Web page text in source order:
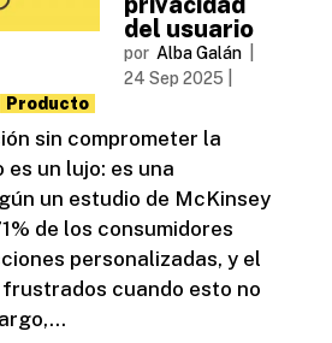
del usuario
por Alba Galán
24 Sep 2025
Producto
sin comprometer la
es un lujo: es una
un estudio de McKinsey
de los consumidores
personalizadas, y el
cuando esto no